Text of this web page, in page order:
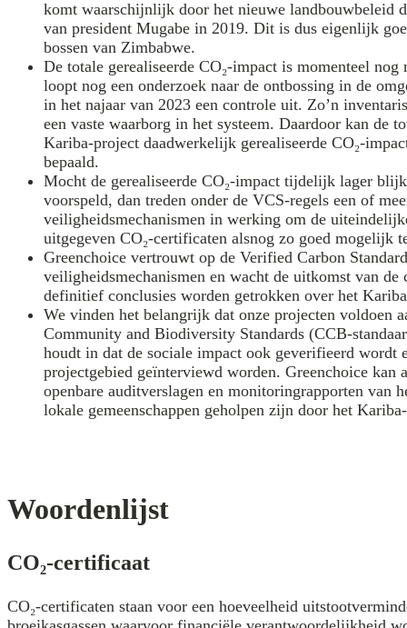
komt waarschijnlijk door het nieuwe landbouwbeleid
van president Mugabe in 2019. Dit is dus eigenlijk
bossen van Zimbabwe.
De totale gerealiseerde CO₂-impact is momenteel
loopt nog een onderzoek naar de ontbossing in de
in het najaar van 2023 een controle uit. Zo’n
een vaste waarborg in het systeem. Daardoor kan de
Kariba-project daadwerkelijk gerealiseerde CO₂-
bepaald.
Mocht de gerealiseerde CO₂-impact tijdelijk lager
voorspeld, dan treden onder de VCS-regels een of
veiligheidsmechanismen in werking om de
uitgegeven CO₂-certificaten alsnog zo goed mogelijk
Greenchoice vertrouwt op de Verified Carbon
veiligheidsmechanismen en wacht de uitkomst van de
definitief conclusies worden getrokken over het
We vinden het belangrijk dat onze projecten voldoen
Community and Biodiversity Standards (CCB-
houdt in dat de sociale impact ook geverifieerd wordt
projectgebied geïnterviewd worden. Greenchoice kan
openbare auditverslagen en monitoringrapporten van
lokale gemeenschappen geholpen zijn door het
Woordenlijst
CO₂-certificaat
CO₂-certificaten staan voor een hoeveelheid